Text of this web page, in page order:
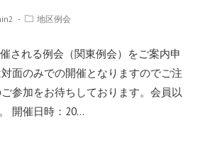
地区例会
される例会（関東例会）をご案内申
面のみでの開催となりますのでご注
参加をお待ちしております。会員以
開催日時：20…